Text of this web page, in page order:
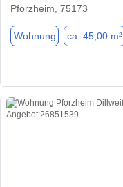
Pforzheim, 75173
Wohnung ca. 45,00 m²